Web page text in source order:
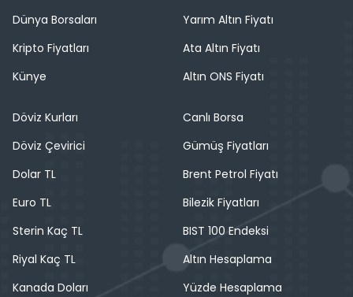
Dünya Borsaları
Kripto Fiyatları
Künye
Yarım Altın Fiyatı
Ata Altın Fiyatı
Altın ONS Fiyatı
Döviz Kurları
Döviz Çevirici
Dolar TL
Euro TL
Sterin Kaç TL
Riyal Kaç TL
Kanada Doları
Canlı Borsa
Gümüş Fiyatları
Brent Petrol Fiyatı
Bilezik Fiyatları
BIST 100 Endeksi
Altın Hesaplama
Yüzde Hesaplama